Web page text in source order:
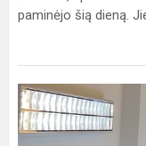
paminėjo šią dieną.
Projektas
„ISM
Verslo